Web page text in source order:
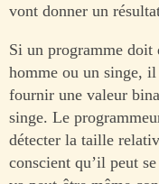
vont donner un
Si un programme doit
homme ou un singe,
fournir une valeur
singe. Le
détecter la taille
conscient qu’il peut